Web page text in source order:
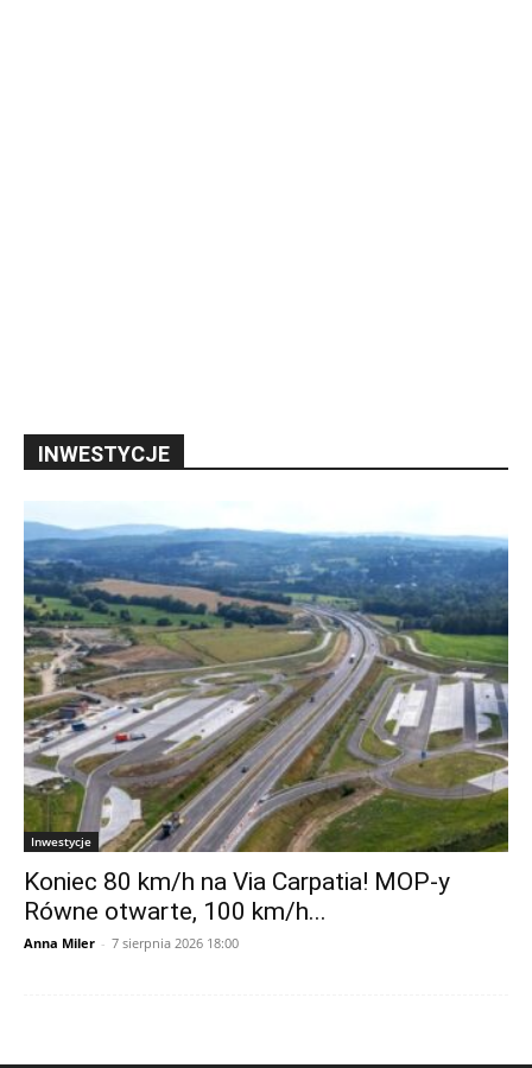
INWESTYCJE
Inwestycje
Koniec 80 km/h na Via Carpatia! MOP-y
Równe otwarte, 100 km/h...
Anna Miler - 7 sierpnia 2026 18:00